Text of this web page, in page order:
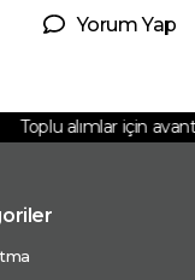
Yorum Yap
Toplu alımlar için